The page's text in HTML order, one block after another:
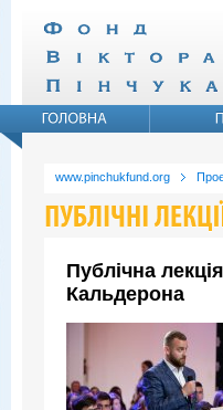
www.pinchukfund.org
Публічна
Кальдерона